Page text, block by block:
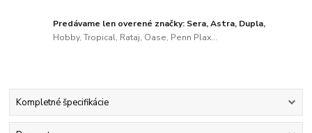
Predávame len overené značky: Sera, Astra, Dupla,
Hobby, Tropical, Rataj, Oase, Penn Plax...
Kompletné špecifikácie